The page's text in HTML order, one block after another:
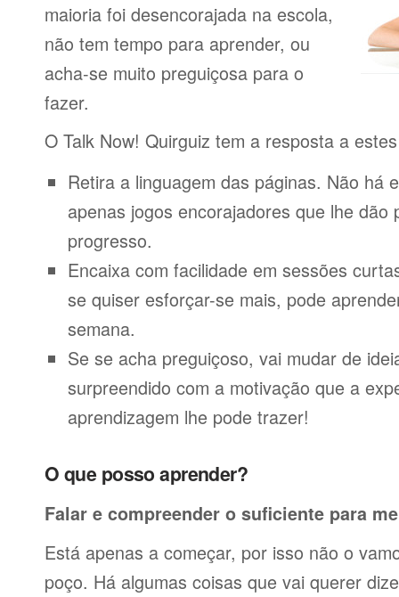
maioria foi desencorajada na escola,
não tem tempo para aprender, ou
acha-se muito preguiçosa para o
fazer.
O Talk Now! Quirguiz tem a resposta a
Retira a linguagem das páginas. Não há
apenas jogos encorajadores que lhe dão
progresso.
Encaixa com facilidade em sessões
se quiser esforçar-se mais, pode
semana.
Se se acha preguiçoso, vai mudar de
surpreendido com a motivação que a
aprendizagem lhe pode trazer!
O que posso aprender?
Falar e compreender o suficiente para
Está apenas a começar, por isso não o
poço. Há algumas coisas que vai querer